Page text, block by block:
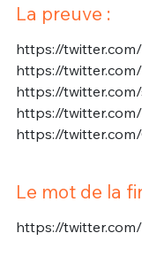
La preuve :
https://
https://
https://
https://
https://
Le mot de la
https://